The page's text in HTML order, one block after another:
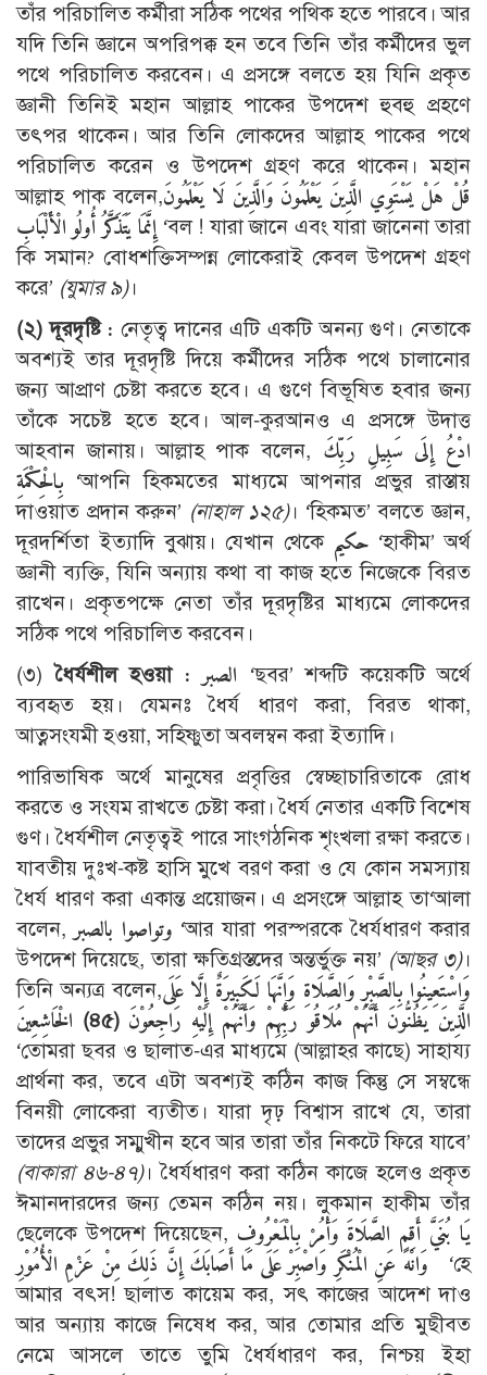
তাঁর পরিচালিত কর্মীরা সঠিক পথের পথিক হতে পারবে। আর
যদি তিনি জ্ঞানে অপরিপক্ক হন তবে তিনি তাঁর কর্মীদের ভুল
পথে পরিচালিত করবেন। এ প্রসঙ্গে বলতে হয় যিনি প্রকৃত
জ্ঞানী তিনিই মহান আল্লাহ পাকের উপদেশ হুবহু প্রহণে
তৎপর থাকেন। আর তিনি লোকদের আল্লাহ পাকের পথে
পরিচালিত করেন ও উপদেশ গ্রহণ করে থাকেন। মহান
আল্লাহ পাক বলেন,قُلْ هَلْ يَسْتَوِي الَّذِينَ يَعْلَمُونَ وَالَّذِينَ لَا يَعْلَمُونَ
إِنَّمَا يَتَذَكَّرُ أُولُو الْأَلْبَابِ ‘বল ! যারা জানে এবং যারা জানেনা তারা
কি সমান? বোধশক্তিসম্পন্ন লোকেরাই কেবল উপদেশ গ্রহণ
করে’ (যুমার ৯)।
(২) দূরদৃষ্টি : নেতৃত্ব দানের এটি একটি অনন্য গুণ। নেতাকে
অবশ্যই তার দূরদৃষ্টি দিয়ে কর্মীদের সঠিক পথে চালানোর
জন্য আপ্রাণ চেষ্টা করতে হবে। এ গুণে বিভূষিত হবার জন্য
তাঁকে সচেষ্ট হতে হবে। আল-কুরআনও এ প্রসঙ্গে উদাত্ত
আহবান জানায়। আল্লাহ পাক বলেন, ادْعُ إِلَى سَبِيلِ رَبِّكَ
بِالْحِكْمَةِ ‘আপনি হিকমতের মাধ্যমে আপনার প্রভুর রাস্তায়
দাওয়াত প্রদান করুন’ (নাহাল ১২৫)। ‘হিকমত’ বলতে জ্ঞান,
দূরদর্শিতা ইত্যাদি বুঝায়। যেখান থেকে حكيم ‘হাকীম’ অর্থ
জ্ঞানী ব্যক্তি, যিনি অন্যায় কথা বা কাজ হতে নিজেকে বিরত
রাখেন। প্রকৃতপক্ষে নেতা তাঁর দূরদৃষ্টির মাধ্যমে লোকদের
সঠিক পথে পরিচালিত করবেন।
(৩)ধৈর্যশীল হওয়া : الصبر ‘ছবর’ শব্দটি কয়েকটি অর্থে
ব্যবহৃত হয়। যেমনঃ ধৈর্য ধারণ করা, বিরত থাকা,
আত্নসংযমী হওয়া, সহিষ্ণুতা অবলম্বন করা ইত্যাদি।
পারিভাষিক অর্থে মানুষের প্রবৃত্তির স্বেচ্ছাচারিতাকে রোধ
করতে ও সংযম রাখতে চেষ্টা করা। ধৈর্য নেতার একটি বিশেষ
গুণ। ধৈর্যশীল নেতৃত্বই পারে সাংগঠনিক শৃংখলা রক্ষা করতে।
যাবতীয় দুঃখ-কষ্ট হাসি মুখে বরণ করা ও যে কোন সমস্যায়
ধৈর্য ধারণ করা একান্ত প্রয়োজন। এ প্রসংঙ্গে আল্লাহ তা‘আলা
বলেন, وتواصوا بالصبر ‘আর যারা পরস্পরকে ধৈর্যধারণ করার
উপদেশ দিয়েছে, তারা ক্ষতিগ্রস্তদের অন্তর্ভুক্ত নয়’ (আছর ৩)।
তিনি অন্যত্র বলেন,وَاسْتَعِينُوا بِالصَّبْرِ وَالصَّلَاةِ وَإِنَّهَا لَكَبِيرَةٌ إِلَّا عَلَى
الْخَاشِعِينَ (৪৫) الَّذِينَ يَظُنُّونَ أَنَّهُمْ مُلَاقُو رَبِّهِمْ وَأَنَّهُمْ إِلَيْهِ رَاجِعُوْنَ
‘তোমরা ছবর ও ছালাত-এর মাধ্যমে (আল্লাহর কাছে) সাহায্য
প্রার্থনা কর, তবে এটা অবশ্যই কঠিন কাজ কিন্তু সে সম্বন্ধে
বিনয়ী লোকেরা ব্যতীত। যারা দৃঢ় বিশ্বাস রাখে যে, তারা
তাদের প্রভুর সম্মুখীন হবে আর তারা তাঁর নিকটে ফিরে যাবে’
(বাকারা ৪৬-৪৭)। ধৈর্যধারণ করা কঠিন কাজে হলেও প্রকৃত
ঈমানদারদের জন্য তেমন কঠিন নয়। লুকমান হাকীম তাঁর
ছেলেকে উপদেশ দিয়েছেন, يَا بُنَيَّ أَقِمِ الصَّلَاةَ وَأْمُرْ بِالْمَعْرُوفِ
وَانْهَ عَنِ الْمُنْكَرِ وَاصْبِرْ عَلَى مَا أَصَابَكَ إِنَّ ذَلِكَ مِنْ عَزْمِ الْأُمُوْرِ ‘হে
আমার বৎস! ছালাত কায়েম কর, সৎ কাজের আদেশ দাও
আর অন্যায় কাজে নিষেধ কর, আর তোমার প্রতি মুছীবত
নেমে আসলে তাতে তুমি ধৈর্যধারণ কর, নিশ্চয় ইহা